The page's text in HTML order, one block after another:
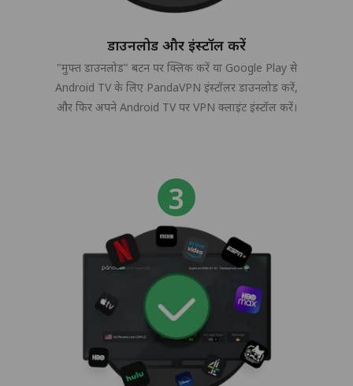
डाउनलोड और इंस्टॉल करें
"मुफ्त डाउनलोड" बटन पर क्लिक करें या Google Play से
Android TV के लिए PandaVPN इंस्टॉलर डाउनलोड करें,
और फिर अपने Android TV पर VPN क्लाइंट इंस्टॉल करें।